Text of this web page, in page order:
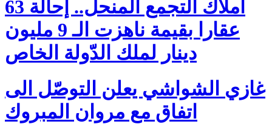
أملاك التجمع المنحل.. إحالة 63
عقارا بقيمة ناهزت الـ 9 مليون
دينار لملك الدّولة الخاص
غازي الشواشي يعلن التوصّل الى
اتفاق مع مروان المبروك